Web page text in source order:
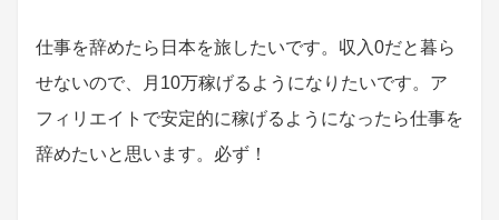
仕事を辞めたら日本を旅したいです。収入0だと暮ら
せないので、月10万稼げるようになりたいです。ア
フィリエイトで安定的に稼げるようになったら仕事を
辞めたいと思います。必ず！